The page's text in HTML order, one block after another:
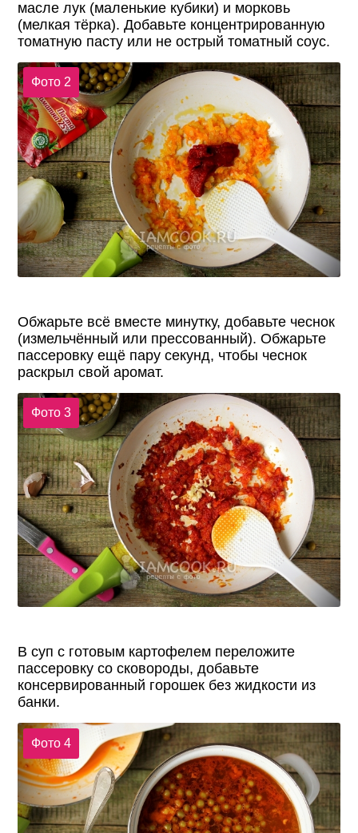
масле лук (маленькие кубики) и морковь
(мелкая тёрка). Добавьте концентрированную
томатную пасту или не острый томатный соус.
Фото 2
Обжарьте всё вместе минутку, добавьте чеснок
(измельчённый или прессованный). Обжарьте
пассеровку ещё пару секунд, чтобы чеснок
раскрыл свой аромат.
Фото 3
В суп с готовым картофелем переложите
пассеровку со сковороды, добавьте
консервированный горошек без жидкости из
банки.
Фото 4